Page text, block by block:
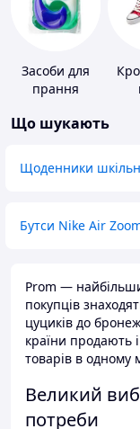
Засоби для
прання
Що шукають
Щоденники
Бутси Nike Air
Prom —
покупців
цуциків до
країни продають
товарів в одному
Великий
потреби